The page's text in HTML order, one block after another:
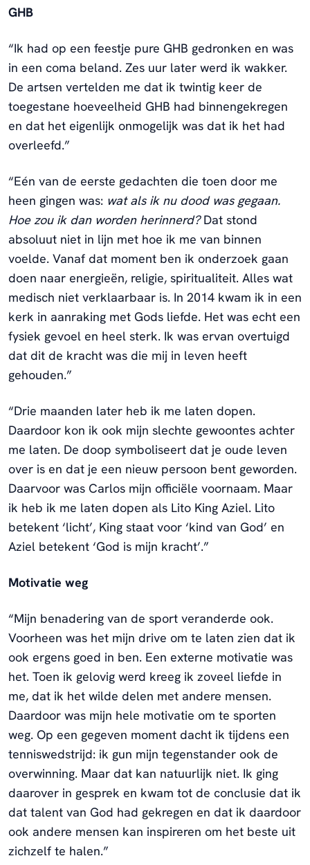
GHB
“Ik had op een feestje pure GHB gedronken en was
in een coma beland. Zes uur later werd ik wakker.
De artsen vertelden me dat ik twintig keer de
toegestane hoeveelheid GHB had binnengekregen
en dat het eigenlijk onmogelijk was dat ik het had
overleefd.”
“Eén van de eerste gedachten die toen door me
heen gingen was: wat als ik nu dood was gegaan.
Hoe zou ik dan worden herinnerd?Dat stond
absoluut niet in lijn met hoe ik me van binnen
voelde. Vanaf dat moment ben ik onderzoek gaan
doen naar energieën, religie, spiritualiteit. Alles wat
medisch niet verklaarbaar is. In 2014 kwam ik in een
kerk in aanraking met Gods liefde. Het was echt een
fysiek gevoel en heel sterk. Ik was ervan overtuigd
dat dit de kracht was die mij in leven heeft
gehouden.”
“Drie maanden later heb ik me laten dopen.
Daardoor kon ik ook mijn slechte gewoontes achter
me laten. De doop symboliseert dat je oude leven
over is en dat je een nieuw persoon bent geworden.
Daarvoor was Carlos mijn officiële voornaam. Maar
ik heb ik me laten dopen als Lito King Aziel. Lito
betekent ‘licht’, King staat voor ‘kind van God’ en
Aziel betekent ‘God is mijn kracht’.”
Motivatie weg
“Mijn benadering van de sport veranderde ook.
Voorheen was het mijn drive om te laten zien dat ik
ook ergens goed in ben. Een externe motivatie was
het. Toen ik gelovig werd kreeg ik zoveel liefde in
me, dat ik het wilde delen met andere mensen.
Daardoor was mijn hele motivatie om te sporten
weg. Op een gegeven moment dacht ik tijdens een
tenniswedstrijd: ik gun mijn tegenstander ook de
overwinning. Maar dat kan natuurlijk niet. Ik ging
daarover in gesprek en kwam tot de conclusie dat ik
dat talent van God had gekregen en dat ik daardoor
ook andere mensen kan inspireren om het beste uit
zichzelf te halen.”